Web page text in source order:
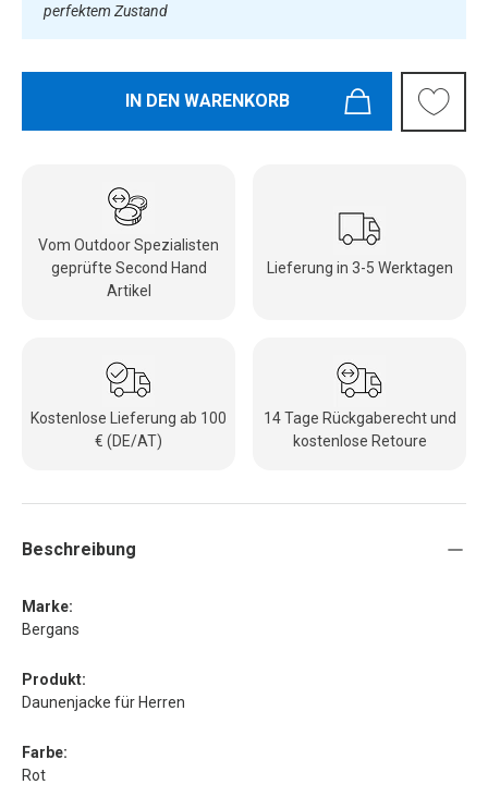
perfektem Zustand
IN DEN WARENKORB
Vom Outdoor Spezialisten
geprüfte Second Hand
Artikel
Lieferung in 3-5 Werktagen
Kostenlose Lieferung ab 100
€ (DE/AT)
14 Tage Rückgaberecht und
kostenlose Retoure
Beschreibung
Marke:
Bergans
Produkt:
Daunenjacke für Herren
Farbe:
Rot